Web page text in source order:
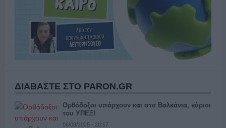
ΔΙΑΒΑΣΤΕ ΣΤΟ PARON.GR
Ορθόδοξοι υπάρχουν και στα Βαλκάνια, κύριοι
του ΥΠΕΞ!
06/08/2026 - 20:57